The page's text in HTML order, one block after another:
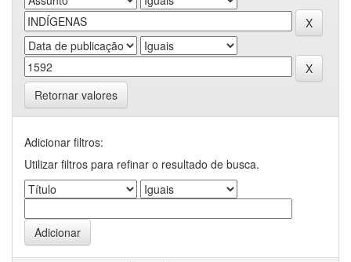
Retornar valores
Adicionar filtros:
Utilizar filtros para refinar o resultado de busca.